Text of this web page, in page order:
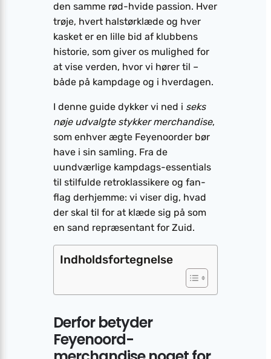
den samme rød-hvide passion. Hver
trøje, hvert halstørklæde og hver
kasket er en lille bid af klubbens
historie, som giver os mulighed for
at vise verden, hvor vi hører til –
både på kampdage og i hverdagen.
I denne guide dykker vi ned i seks
nøje udvalgte stykker merchandise,
som enhver ægte Feyenoorder bør
have i sin samling. Fra de
uundværlige kampdags-essentials
til stilfulde retroklassikere og fan-
flag derhjemme: vi viser dig, hvad
der skal til for at klæde sig på som
en sand repræsentant for Zuid.
Indholdsfortegnelse
Derfor betyder
Feyenoord-